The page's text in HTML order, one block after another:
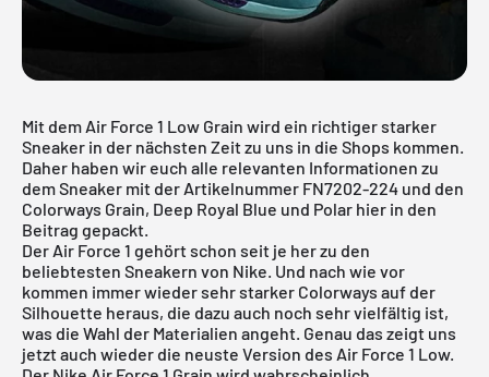
Mit dem Air Force 1 Low Grain wird ein richtiger starker
Sneaker in der nächsten Zeit zu uns in die Shops kommen.
Daher haben wir euch alle relevanten Informationen zu
dem Sneaker mit der Artikelnummer FN7202-224 und den
Colorways Grain, Deep Royal Blue und Polar hier in den
Beitrag gepackt.
Der Air Force 1 gehört schon seit je her zu den
beliebtesten Sneakern von Nike. Und nach wie vor
kommen immer wieder sehr starker Colorways auf der
Silhouette heraus, die dazu auch noch sehr vielfältig ist,
was die Wahl der Materialien angeht. Genau das zeigt uns
jetzt auch wieder die neuste Version des Air Force 1 Low.